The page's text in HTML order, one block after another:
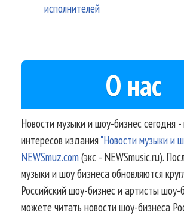
исполнителей
О нас
Новости музыки и шоу-бизнес сегодня -
интересов издания"Новости музыки и
NEWSmuz.com(экс - NEWSmusic.ru).
музыки и шоу бизнеса обновляются
Российский шоу-бизнес и артисты шоу-
можете читать новости шоу-бизнеса